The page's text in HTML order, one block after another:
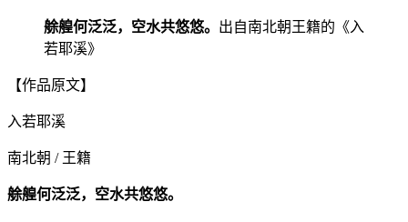
艅艎何泛泛，空水共悠悠。 出自南北朝王籍的《入
若耶溪》
【作品原文】
入若耶溪
南北朝 / 王籍
艅艎何泛泛，空水共悠悠。